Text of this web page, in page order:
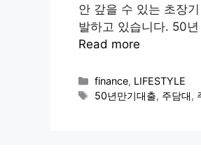
안 갚을 수 있는 초장
발하고 있습니다. 50
Read more
Categories
finance, LIFESTYLE
Tags
50년만기대출, 주담대,